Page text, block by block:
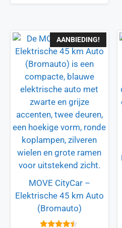
AANBIEDING!
MOVE CityCar –
Elektrische 45 km Auto
(Bromauto)